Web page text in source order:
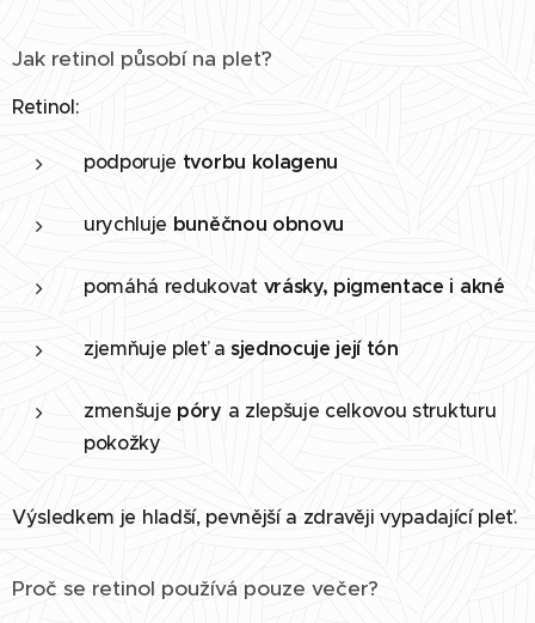
Jak retinol působí na pleť?
Retinol:
podporuje tvorbu kolagenu
urychluje buněčnou obnovu
pomáhá redukovat vrásky, pigmentace i akné
zjemňuje pleť a sjednocuje její tón
zmenšuje póry a zlepšuje celkovou strukturu
pokožky
Výsledkem je hladší, pevnější a zdravěji vypadající pleť.
Proč se retinol používá pouze večer?